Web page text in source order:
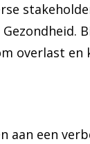
overlast
aan een